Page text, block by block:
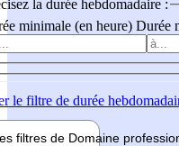
la durée hebdomadaire :
minimale (en heure) Durée
le filtre de durée
filtres de Domaine pro